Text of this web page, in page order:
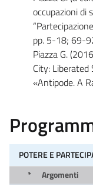
occupazioni di
pp. 5-18; 69-
Piazza G.
City: Liberated
«Antipode. A
POTERE E
*
Argomenti